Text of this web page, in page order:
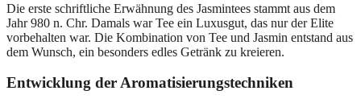
Die erste schriftliche Erwähnung des Jasmintees stammt aus dem
Jahr 980 n. Chr. Damals war Tee ein Luxusgut, das nur der Elite
vorbehalten war. Die Kombination von Tee und Jasmin entstand aus
dem Wunsch, ein besonders edles Getränk zu kreieren.
Entwicklung der Aromatisierungstechniken